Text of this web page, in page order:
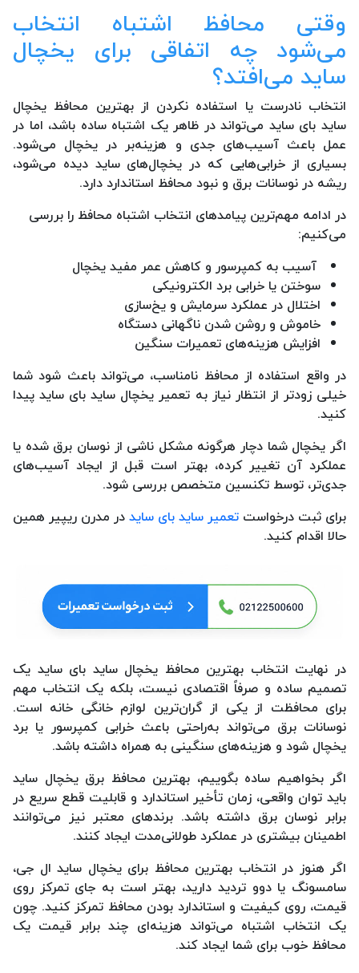
وقتی محافظ اشتباه انتخاب
می‌شود چه اتفاقی برای یخچال
ساید می‌افتد؟
انتخاب نادرست یا استفاده نکردن از بهترین محافظ یخچال
ساید بای ساید می‌تواند در ظاهر یک اشتباه ساده باشد، اما در
عمل باعث آسیب‌های جدی و هزینه‌بر در یخچال می‌شود.
بسیاری از خرابی‌هایی که در یخچال‌های ساید دیده می‌شود،
ریشه در نوسانات برق و نبود محافظ استاندارد دارد.
در ادامه مهم‌ترین پیامدهای انتخاب اشتباه محافظ را بررسی
می‌کنیم:
آسیب به کمپرسور و کاهش عمر مفید یخچال
سوختن یا خرابی برد الکترونیکی
اختلال در عملکرد سرمایش و یخ‌سازی
خاموش و روشن شدن ناگهانی دستگاه
افزایش هزینه‌های تعمیرات سنگین
در واقع استفاده از محافظ نامناسب، می‌تواند باعث شود شما
خیلی زودتر از انتظار نیاز به تعمیر یخچال ساید بای ساید پیدا
کنید.
اگر یخچال شما دچار هرگونه مشکل ناشی از نوسان برق شده یا
عملکرد آن تغییر کرده، بهتر است قبل از ایجاد آسیب‌های
جدی‌تر، توسط تکنسین متخصص بررسی شود.
برای ثبت درخواست تعمیر ساید بای سایددر مدرن ریپیر همین
حالا اقدام کنید.
در نهایت انتخاب بهترین محافظ یخچال ساید بای ساید یک
تصمیم ساده و صرفاً اقتصادی نیست، بلکه یک انتخاب مهم
برای محافظت از یکی از گران‌ترین لوازم خانگی خانه است.
نوسانات برق می‌تواند به‌راحتی باعث خرابی کمپرسور یا برد
یخچال شود و هزینه‌های سنگینی به همراه داشته باشد.
اگر بخواهیم ساده بگوییم، بهترین محافظ برق یخچال ساید
باید توان واقعی، زمان تأخیر استاندارد و قابلیت قطع سریع در
برابر نوسان برق داشته باشد. برندهای معتبر نیز می‌توانند
اطمینان بیشتری در عملکرد طولانی‌مدت ایجاد کنند.
اگر هنوز در انتخاب بهترین محافظ برای یخچال ساید ال جی،
سامسونگ یا دوو تردید دارید، بهتر است به جای تمرکز روی
قیمت، روی کیفیت و استاندارد بودن محافظ تمرکز کنید. چون
یک انتخاب اشتباه می‌تواند هزینه‌ای چند برابر قیمت یک
محافظ خوب برای شما ایجاد کند.